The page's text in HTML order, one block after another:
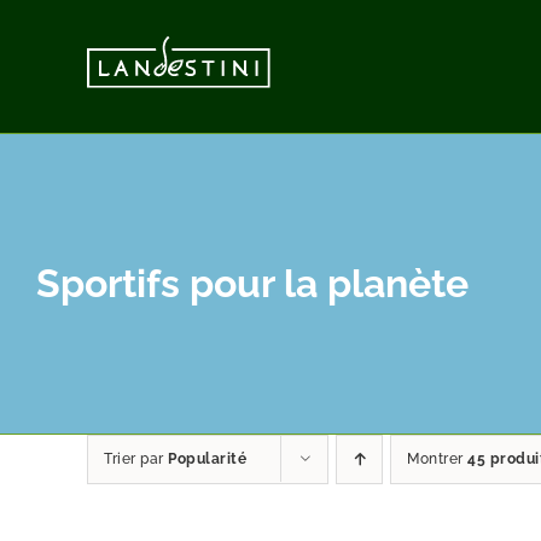
Sportifs pour la planète
Trier par Popularité Montrer 45